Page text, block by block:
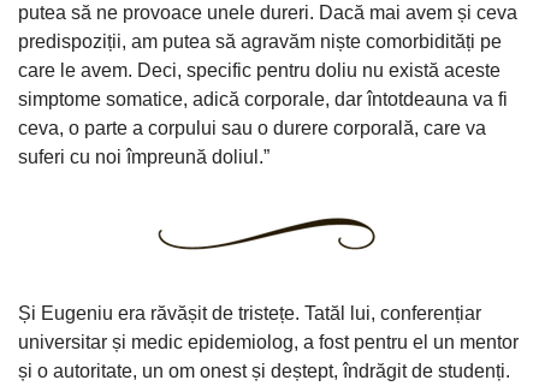
putea să ne provoace unele dureri. Dacă mai avem și ceva
predispoziții, am putea să agravăm niște comorbidități pe
care le avem. Deci, specific pentru doliu nu există aceste
simptome somatice, adică corporale, dar întotdeauna va fi
ceva, o parte a corpului sau o durere corporală, care va
suferi cu noi împreună doliul.”
Și Eugeniu era răvășit de tristețe. Tatăl lui, conferențiar
universitar și medic epidemiolog, a fost pentru el un mentor
și o autoritate, un om onest și deștept, îndrăgit de studenți.